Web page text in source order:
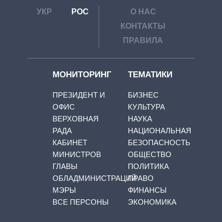
УКР РОС
О НАС
КОНТАКТЫ
ПРАВИЛА
МОНИТОРИНГ
ПРЕЗИДЕНТ И
ОФИС
ВЕРХОВНАЯ
РАДА
КАБИНЕТ
МИНИСТРОВ
ГЛАВЫ
ОБЛАДМИНИСТРАЦИЙ
МЭРЫ
ВСЕ ПЕРСОНЫ
ТЕМАТИКИ
БИЗНЕС
КУЛЬТУРА
НАУКА
НАЦИОНАЛЬНАЯ
БЕЗОПАСНОСТЬ
ОБЩЕСТВО
ПОЛИТИКА
ПРАВО
ФИНАНСЫ
ЭКОНОМИКА